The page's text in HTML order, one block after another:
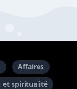
Affaires
et spiritualité